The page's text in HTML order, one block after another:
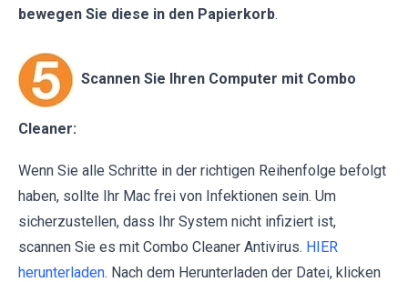
bewegen Sie diese in den Papierkorb.
Scannen Sie Ihren Computer mit Combo
Cleaner:
Wenn Sie alle Schritte in der richtigen Reihenfolge befolgt
haben, sollte Ihr Mac frei von Infektionen sein. Um
sicherzustellen, dass Ihr System nicht infiziert ist,
scannen Sie es mit Combo Cleaner Antivirus. HIER
herunterladen. Nach dem Herunterladen der Datei, klicken